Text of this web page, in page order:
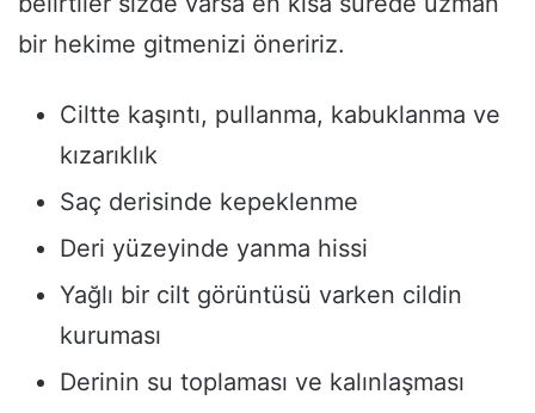
bir hekime gitmenizi öneririz.
Ciltte kaşıntı, pullanma, kabuklanma ve
kızarıklık
Saç derisinde kepeklenme
Deri yüzeyinde yanma hissi
Yağlı bir cilt görüntüsü varken cildin
kuruması
Derinin su toplaması ve kalınlaşması